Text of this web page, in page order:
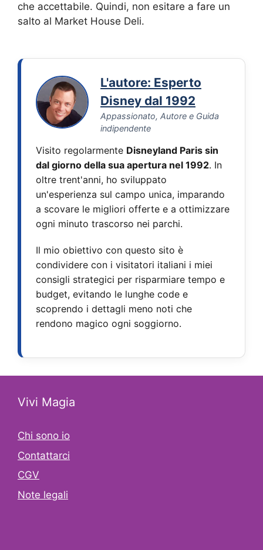
che accettabile. Quindi, non esitare a fare un
salto al Market House Deli.
L'autore: Esperto
Disney dal 1992
Appassionato, Autore e Guida
indipendente
Visito regolarmente Disneyland Paris sin
dal giorno della sua apertura nel 1992. In
oltre trent'anni, ho sviluppato
un'esperienza sul campo unica, imparando
a scovare le migliori offerte e a ottimizzare
ogni minuto trascorso nei parchi.
Il mio obiettivo con questo sito è
condividere con i visitatori italiani i miei
consigli strategici per risparmiare tempo e
budget, evitando le lunghe code e
scoprendo i dettagli meno noti che
rendono magico ogni soggiorno.
Vivi Magia
Chi sono io
Contattarci
CGV
Note legali